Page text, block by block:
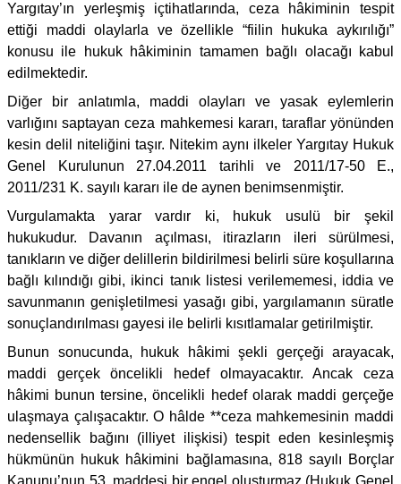
Yargıtay’ın yerleşmiş içtihatlarında, ceza hâkiminin tespit
ettiği maddi olaylarla ve özellikle “fiilin hukuka aykırılığı”
konusu ile hukuk hâkiminin tamamen bağlı olacağı kabul
edilmektedir.
Diğer bir anlatımla, maddi olayları ve yasak eylemlerin
varlığını saptayan ceza mahkemesi kararı, taraflar yönünden
kesin delil niteliğini taşır. Nitekim aynı ilkeler Yargıtay Hukuk
Genel Kurulunun 27.04.2011 tarihli ve 2011/17-50 E.,
2011/231 K. sayılı kararı ile de aynen benimsenmiştir.
Vurgulamakta yarar vardır ki, hukuk usulü bir şekil
hukukudur. Davanın açılması, itirazların ileri sürülmesi,
tanıkların ve diğer delillerin bildirilmesi belirli süre koşullarına
bağlı kılındığı gibi, ikinci tanık listesi verilememesi, iddia ve
savunmanın genişletilmesi yasağı gibi, yargılamanın süratle
sonuçlandırılması gayesi ile belirli kısıtlamalar getirilmiştir.
Bunun sonucunda, hukuk hâkimi şekli gerçeği arayacak,
maddi gerçek öncelikli hedef olmayacaktır. Ancak ceza
hâkimi bunun tersine, öncelikli hedef olarak maddi gerçeğe
ulaşmaya çalışacaktır. O hâlde **ceza mahkemesinin maddi
nedensellik bağını (illiyet ilişkisi) tespit eden kesinleşmiş
hükmünün hukuk hâkimini bağlamasına, 818 sayılı Borçlar